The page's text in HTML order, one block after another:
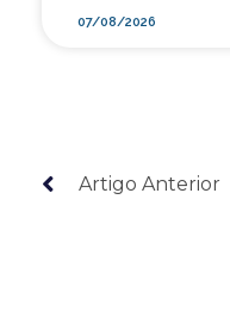
07/08/2026
Artigo Anterior